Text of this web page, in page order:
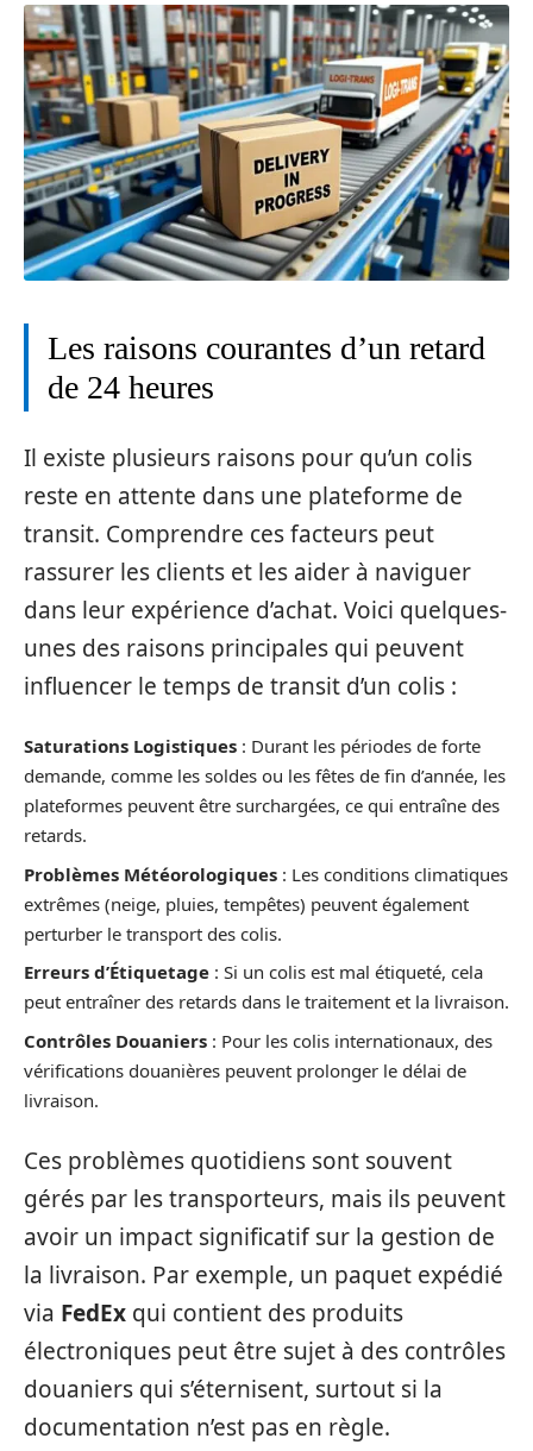
Les raisons courantes d’un retard
de 24 heures
Il existe plusieurs raisons pour qu’un colis
reste en attente dans une plateforme de
transit. Comprendre ces facteurs peut
rassurer les clients et les aider à naviguer
dans leur expérience d’achat. Voici quelques-
unes des raisons principales qui peuvent
influencer le temps de transit d’un colis :
Saturations Logistiques : Durant les périodes de forte
demande, comme les soldes ou les fêtes de fin d’année, les
plateformes peuvent être surchargées, ce qui entraîne des
retards.
Problèmes Météorologiques : Les conditions climatiques
extrêmes (neige, pluies, tempêtes) peuvent également
perturber le transport des colis.
Erreurs d’Étiquetage : Si un colis est mal étiqueté, cela
peut entraîner des retards dans le traitement et la livraison.
Contrôles Douaniers : Pour les colis internationaux, des
vérifications douanières peuvent prolonger le délai de
livraison.
Ces problèmes quotidiens sont souvent
gérés par les transporteurs, mais ils peuvent
avoir un impact significatif sur la gestion de
la livraison. Par exemple, un paquet expédié
via FedEx qui contient des produits
électroniques peut être sujet à des contrôles
douaniers qui s’éternisent, surtout si la
documentation n’est pas en règle.